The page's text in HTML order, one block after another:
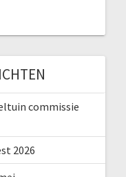
commissie
2026